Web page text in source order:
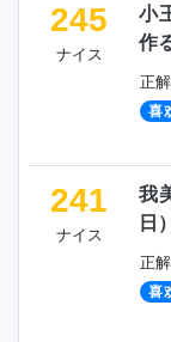
245
ナイス
小
作
正
喜
241
ナイス
我
日 ）
正
喜